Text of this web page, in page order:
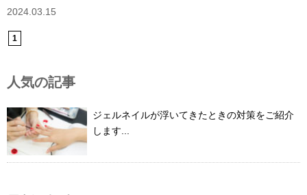
2024.03.15
1
人気の記事
ジェルネイルが浮いてきたときの対策をご紹介
します...